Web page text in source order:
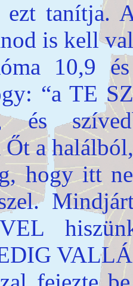
ezt tanítja.
is kell
10,9
“a TE
és
Őt a
hogy itt